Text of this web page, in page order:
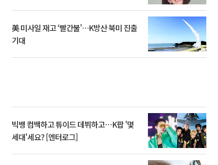
美 미사일 재고 ‘빨간불’…K방산 북미 진출
기대
빅뱅 컴백하고 튜이드 데뷔하고⋯K팝 '몇
세대'세요? [엔터로그]